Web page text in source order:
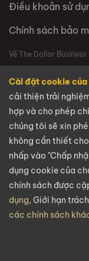
Điều khoản sử
Chính sách bảo
Về The Dollar Business
VỀ CHÚNG TÔI
Câu hỏi thường
Tuyển dụng
Liên hệ
Email
Cài đặt cookie của
cải thiện trải
hợp và cho phép
chúng tôi sẽ xin
không cần thiết
nhấp vào "Chấp
dụng cookie của
chính sách được
dụng, Giới hạn
các chính sách